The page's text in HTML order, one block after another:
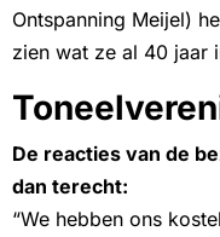
Ontspanning Meijel)
zien wat ze al 40 jaar
De reacties van de
dan terecht:
“We hebben ons